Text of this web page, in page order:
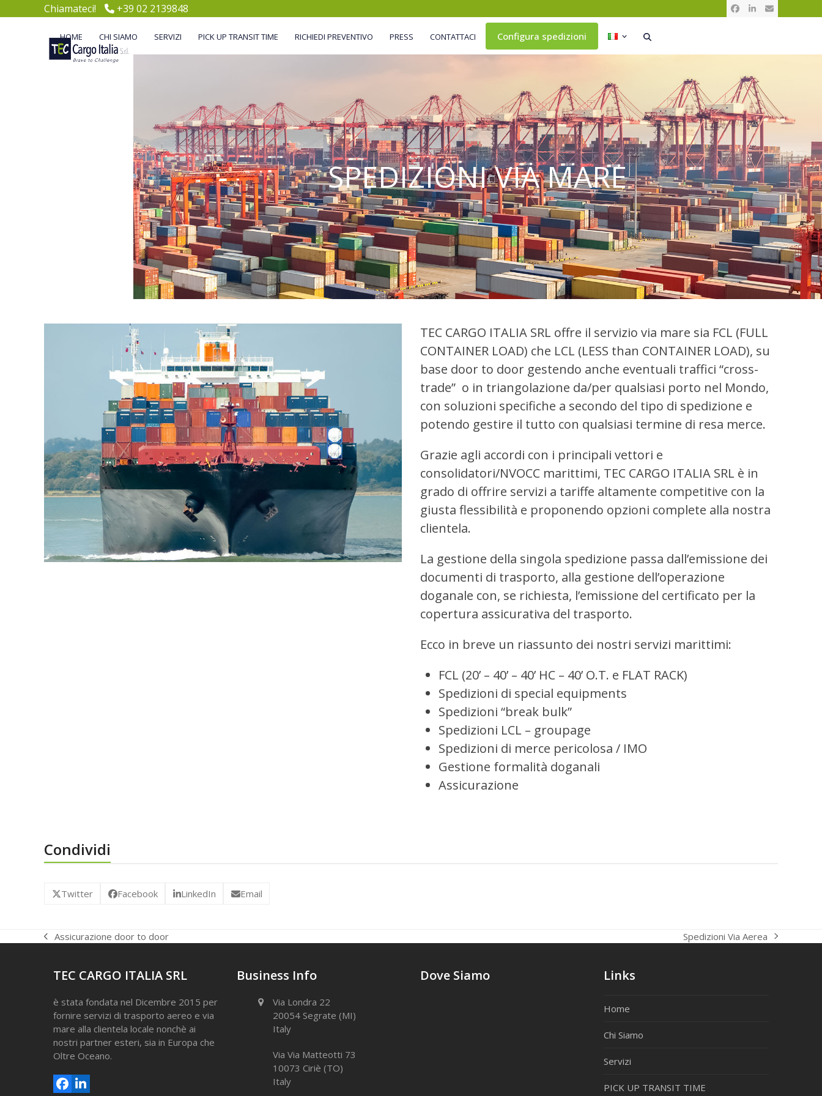
to
Chiamateci! +39 02 2139848 Facebook
LinkedIn
Email
HOME CHI SIAMO SERVIZI PICK UP TRANSIT TIME RICHIEDI PREVENTIVO PRESS CONTATTACI Configura spedizioni
SPEDIZIONI VIA MARE
TEC CARGO ITALIA SRL offre il servizio via mare sia FCL (FULL
CONTAINER LOAD) che LCL (LESS than CONTAINER LOAD), su
base door to door gestendo anche eventuali traffici “cross-
trade” o in triangolazione da/per qualsiasi porto nel Mondo,
con soluzioni specifiche a secondo del tipo di spedizione e
potendo gestire il tutto con qualsiasi termine di resa merce.
Grazie agli accordi con i principali vettori e
consolidatori/NVOCC marittimi, TEC CARGO ITALIA SRL è in
grado di offrire servizi a tariffe altamente competitive con la
giusta flessibilità e proponendo opzioni complete alla nostra
clientela.
La gestione della singola spedizione passa dall’emissione dei
documenti di trasporto, alla gestione dell’operazione
doganale con, se richiesta, l’emissione del certificato per la
copertura assicurativa del trasporto.
Ecco in breve un riassunto dei nostri servizi marittimi:
FCL (20’ – 40’ – 40’ HC – 40’ O.T. e FLAT RACK)
Spedizioni di special equipments
Spedizioni “break bulk”
Spedizioni LCL – groupage
Spedizioni di merce pericolosa / IMO
Gestione formalità doganali
Assicurazione
Condividi
Twitter Facebook LinkedIn Email
postAssicurazione door to door
articolo
Spedizioni Via Aerea
TEC CARGO ITALIA SRL
è stata fondata nel Dicembre 2015 per
fornire servizi di trasporto aereo e via
mare alla clientela locale nonchè ai
nostri partner esteri, sia in Europa che
Oltre Oceano.
Facebook
LinkedIn
Business Info
Via Londra 22
20054 Segrate (MI)
Italy
Via Via Matteotti 73
10073 Ciriè (TO)
Italy
Dove Siamo Links
Home
Chi Siamo
Servizi
PICK UP TRANSIT TIME